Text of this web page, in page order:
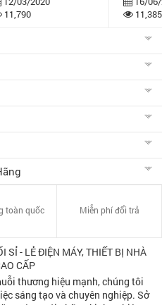
11,790
11,385
toàn quốc Miễn phí đổi trả
SỈ - LẺ ĐIỆN MÁY, THIẾT BỊ NHÀ
CẤP
thương hiệu mạnh, chúng tôi
sáng tạo và chuyên nghiệp. Sở